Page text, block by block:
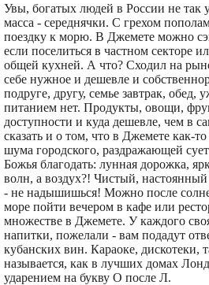
Увы, богатых людей в России не так
масса - середнячки. С грехом
поездку к морю. В Джемете можно
если поселиться в частном секторе
общей кухней. А что? Сходил на
себе нужное и дешевле и
подруге, другу, семье завтрак,
питанием нет. Продукты, овощи,
доступности и куда дешевле, чем в
сказать и о том, что в Джемете как-
шума городского, раздражающей
Божья благодать: лунная дорожка,
волн, а воздух?! Чистый,
- не надышишься! Можно после
море пойти вечером в кафе или
множестве в Джемете. У каждого
напитки, пожелали - вам подадут
кубанских вин. Караоке, дискотеки,
называется, как в лучших домах
ударением на букву О после Л.